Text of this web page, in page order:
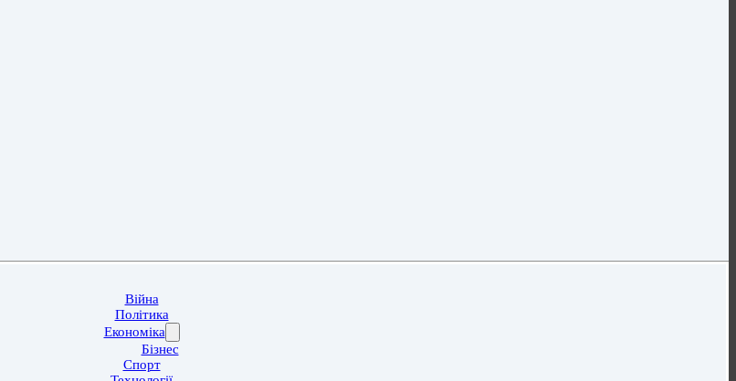
Війна
Політика
Економіка
Бізнес
Спорт